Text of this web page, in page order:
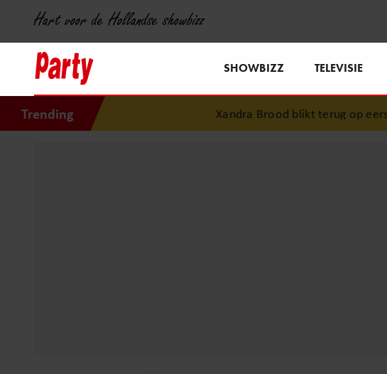
Hart voor de Hollandse showbizz
SHOWBIZZ TELEVISIE
Trending Xandra Brood blikt terug op